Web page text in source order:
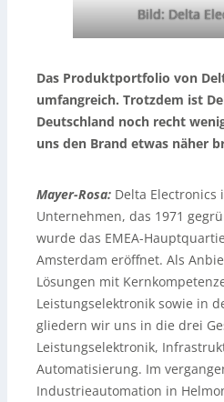
Bild: Delta
Das Produktportfolio von
umfangreich. Trotzdem ist
Deutschland noch recht
uns den Brand etwas näher
Mayer-Rosa: Delta Electronics
Unternehmen, das 1971
wurde das EMEA-
Amsterdam eröffnet. Als
Lösungen mit
Leistungselektronik sowie in
gliedern wir uns in die drei
Leistungselektronik,
Automatisierung. Im
Industrieautomation in